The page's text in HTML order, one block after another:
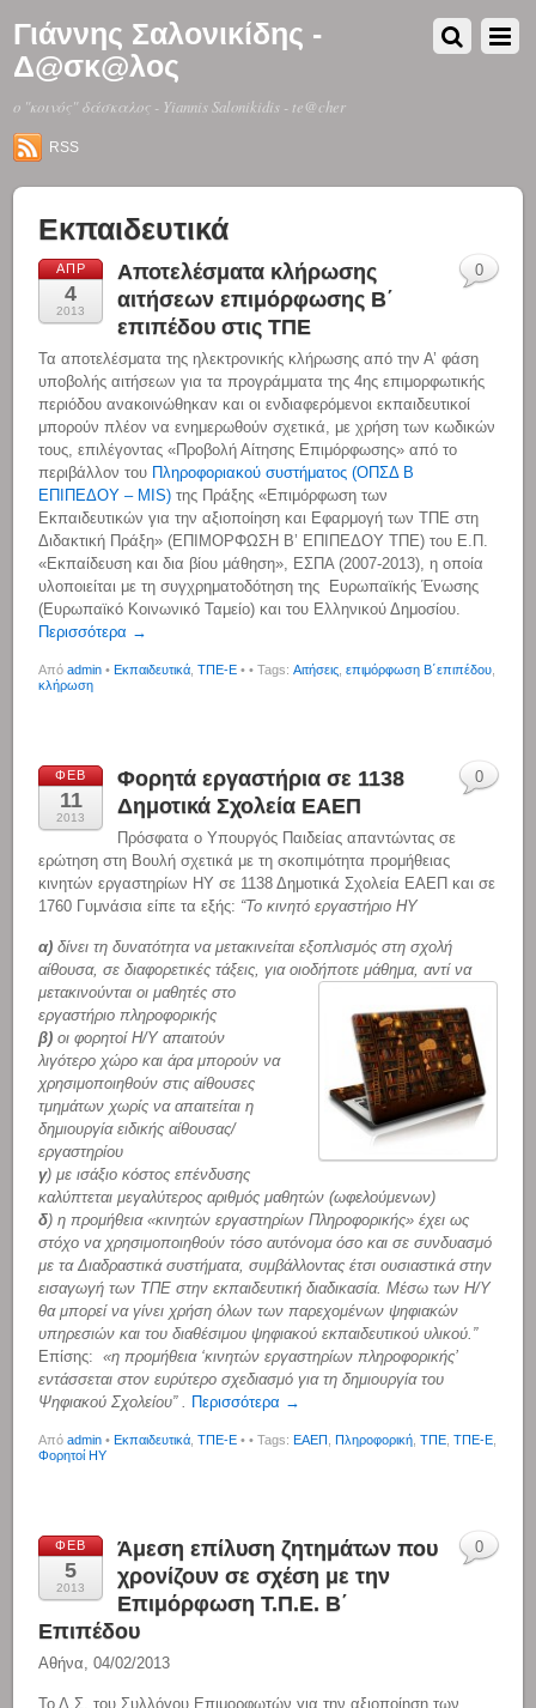
Γιάννης Σαλονικίδης -
Δ@σκ@λος
o "κοινός" δάσκαλος - Yiannis Salonikidis - te@cher
RSS
Εκπαιδευτικά
ΑΠΡ
4
2013
Αποτελέσματα κλήρωσης
αιτήσεων επιμόρφωσης Β΄
επιπέδου στις ΤΠΕ
Τα αποτελέσματα της ηλεκτρονικής κλήρωσης από την Α’ φάση
υποβολής αιτήσεων για τα προγράμματα της 4ης επιμορφωτικής
περιόδου ανακοινώθηκαν και οι ενδιαφερόμενοι εκπαιδευτικοί
μπορούν πλέον να ενημερωθούν σχετικά, με χρήση των κωδικών
τους, επιλέγοντας «Προβολή Αίτησης Επιμόρφωσης» από το
περιβάλλον του Πληροφοριακού συστήματος (ΟΠΣΔ Β
ΕΠΙΠΕΔΟΥ – MIS) της Πράξης «Επιμόρφωση των
Εκπαιδευτικών για την αξιοποίηση και Εφαρμογή των ΤΠΕ στη
Διδακτική Πράξη» (ΕΠΙΜΟΡΦΩΣΗ Β’ ΕΠΙΠΕΔΟΥ ΤΠΕ) του Ε.Π.
«Εκπαίδευση και δια βίου μάθηση», ΕΣΠΑ (2007-2013), η οποία
υλοποιείται με τη συγχρηματοδότηση της Ευρωπαϊκής Ένωσης
(Ευρωπαϊκό Κοινωνικό Ταμείο) και του Ελληνικού Δημοσίου.
Περισσότερα →
Απόadmin • Εκπαιδευτικά ,ΤΠΕ-Ε •
0
• Tags:Αιτήσεις ,επιμόρφωση Β΄επιπέδου
κλήρωση
ΦΕΒ
11
2013
Φορητά εργαστήρια σε 1138
Δημοτικά Σχολεία ΕΑΕΠ
Πρόσφατα ο Υπουργός Παιδείας απαντώντας σε
ερώτηση στη Βουλή σχετικά με τη σκοπιμότητα προμήθειας
κινητών εργαστηρίων ΗΥ σε 1138 Δημοτικά Σχολεία ΕΑΕΠ και σε
1760 Γυμνάσια είπε τα εξής: “Το κινητό εργαστήριο ΗΥ
α)δίνει τη δυνατότητα να μετακινείται εξοπλισμός στη σχολή
αίθουσα, σε διαφορετικές τάξεις, για οιοδήποτε μάθημα, αντί να
μετακινούνται οι μαθητές στο
εργαστήριο πληροφορικής
β)οι φορητοί Η/Υ απαιτούν
λιγότερο χώρο και άρα μπορούν να
χρησιμοποιηθούν στις αίθουσες
τμημάτων χωρίς να απαιτείται η
δημιουργία ειδικής αίθουσας/
εργαστηρίου
γ) με ισάξιο κόστος επένδυσης
καλύπτεται μεγαλύτερος αριθμός μαθητών (ωφελούμενων)
δ) η προμήθεια «κινητών εργαστηρίων Πληροφορικής» έχει ως
στόχο να χρησιμοποιηθούν τόσο αυτόνομα όσο και σε συνδυασμό
με τα Διαδραστικά συστήματα, συμβάλλοντας έτσι ουσιαστικά στην
εισαγωγή των ΤΠΕ στην εκπαιδευτική διαδικασία. Μέσω των Η/Υ
θα μπορεί να γίνει χρήση όλων των παρεχομένων ψηφιακών
υπηρεσιών και του διαθέσιμου ψηφιακού εκπαιδευτικού υλικού.”
Επίσης:«η προμήθεια ‘κινητών εργαστηρίων πληροφορικής’
εντάσσεται στον ευρύτερο σχεδιασμό για τη δημιουργία του
Ψηφιακού Σχολείου” . Περισσότερα →
Απόadmin • Εκπαιδευτικά ,ΤΠΕ-Ε •
0
• Tags:ΕΑΕΠ ,Πληροφορική ,ΤΠΕ ,ΤΠΕ-Ε
Φορητοί ΗΥ
ΦΕΒ
5
2013
Άμεση επίλυση ζητημάτων που
χρονίζουν σε σχέση με την
Επιμόρφωση Τ.Π.Ε. Β΄
Επιπέδου
Αθήνα, 04/02/2013
Το Δ.Σ. του Συλλόγου Επιμορφωτών για την αξιοποίηση των
0